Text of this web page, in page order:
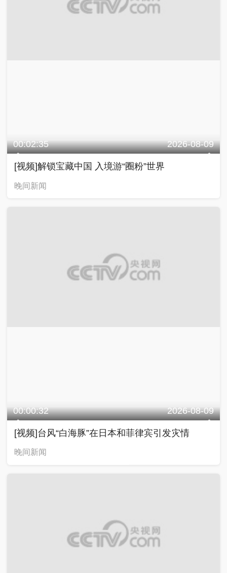
00:02:35 2026-08-09
[视频]解锁宝藏中国 入境游“圈粉”世界
晚间新闻
00:00:32 2026-08-09
[视频]台风“白海豚”在日本和菲律宾引发灾情
晚间新闻